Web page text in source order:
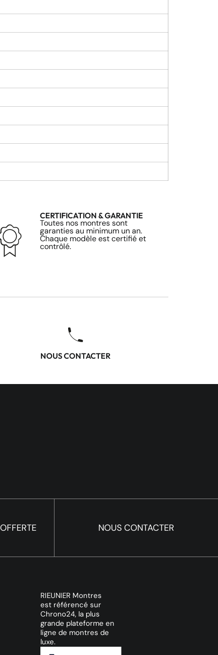
CERTIFICATION & GARANTIE
Toutes nos montres sont
garanties au minimum un an.
Chaque modèle est certifié et
contrôlé.
NOUS CONTACTER
NOUS CONTACTER
RIEUNIER Montres
est référencé sur
Chrono24, la plus
grande plateforme en
ligne de montres de
luxe.